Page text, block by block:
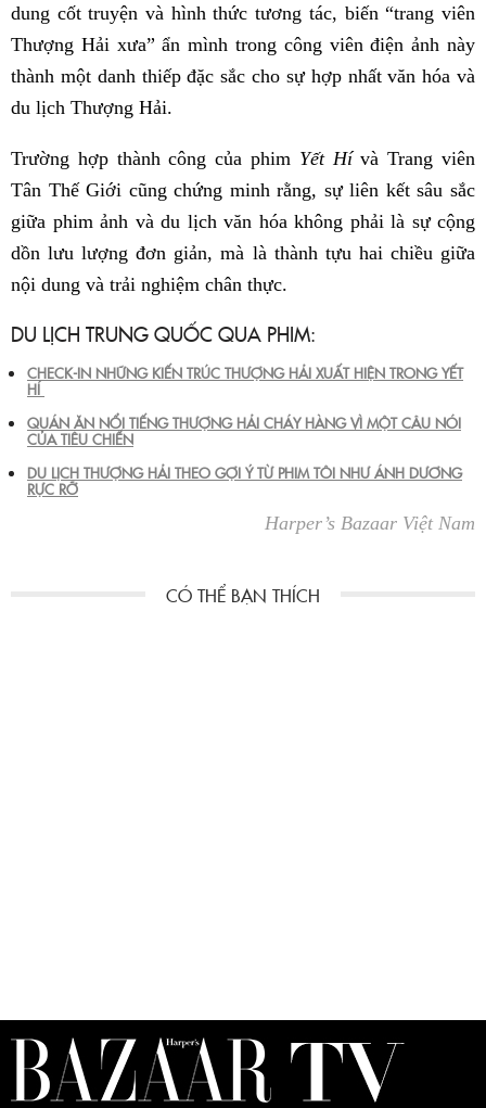
dung cốt truyện và hình thức tương tác, biến “trang viên
Thượng Hải xưa” ẩn mình trong công viên điện ảnh này
thành một danh thiếp đặc sắc cho sự hợp nhất văn hóa và
du lịch Thượng Hải.
Trường hợp thành công của phim Yết Hívà Trang viên
Tân Thế Giới cũng chứng minh rằng, sự liên kết sâu sắc
giữa phim ảnh và du lịch văn hóa không phải là sự cộng
dồn lưu lượng đơn giản, mà là thành tựu hai chiều giữa
nội dung và trải nghiệm chân thực.
DU LỊCH TRUNG QUỐC QUA PHIM:
CHECK-IN NHỮNG KIẾN TRÚC THƯỢNG HẢI XUẤT HIỆN TRONG YẾT
HÍ
QUÁN ĂN NỔI TIẾNG THƯỢNG HẢI CHÁY HÀNG VÌ MỘT CÂU NÓI
CỦA TIÊU CHIẾN
DU LỊCH THƯỢNG HẢI THEO GỢI Ý TỪ PHIM TÔI NHƯ ÁNH DƯƠNG
RỰC RỠ
Harper’s Bazaar Việt Nam